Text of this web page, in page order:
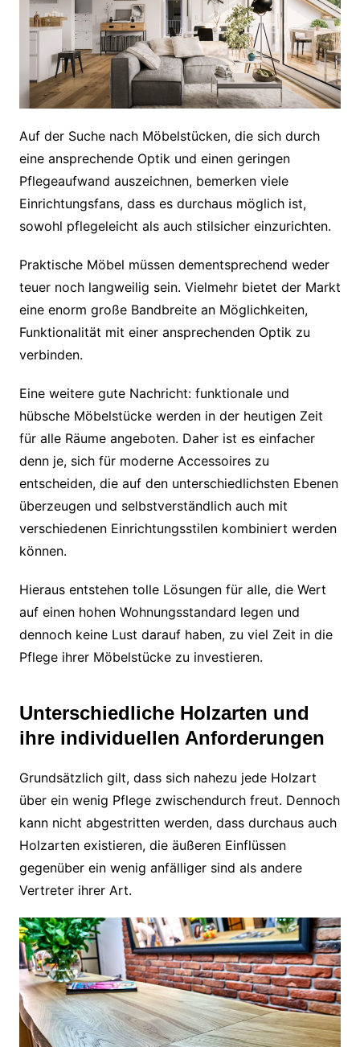
Auf der Suche nach Möbelstücken, die sich durch
eine ansprechende Optik und einen geringen
Pflegeaufwand auszeichnen, bemerken viele
Einrichtungsfans, dass es durchaus möglich ist,
sowohl pflegeleicht als auch stilsicher einzurichten.
Praktische Möbel müssen dementsprechend weder
teuer noch langweilig sein. Vielmehr bietet der Markt
eine enorm große Bandbreite an Möglichkeiten,
Funktionalität mit einer ansprechenden Optik zu
verbinden.
Eine weitere gute Nachricht: funktionale und
hübsche Möbelstücke werden in der heutigen Zeit
für alle Räume angeboten. Daher ist es einfacher
denn je, sich für moderne Accessoires zu
entscheiden, die auf den unterschiedlichsten Ebenen
überzeugen und selbstverständlich auch mit
verschiedenen Einrichtungsstilen kombiniert werden
können.
Hieraus entstehen tolle Lösungen für alle, die Wert
auf einen hohen Wohnungsstandard legen und
dennoch keine Lust darauf haben, zu viel Zeit in die
Pflege ihrer Möbelstücke zu investieren.
Unterschiedliche Holzarten und
ihre individuellen Anforderungen
Grundsätzlich gilt, dass sich nahezu jede Holzart
über ein wenig Pflege zwischendurch freut. Dennoch
kann nicht abgestritten werden, dass durchaus auch
Holzarten existieren, die äußeren Einflüssen
gegenüber ein wenig anfälliger sind als andere
Vertreter ihrer Art.